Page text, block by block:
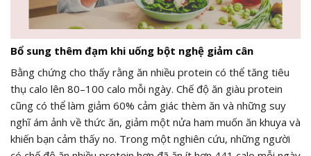
Bổ sung thêm đạm khi uống bột nghệ giảm cân
Bằng chứng cho thấy rằng ăn nhiều protein có thể tăng tiêu
thụ calo lên 80–100 calo mỗi ngày. Chế độ ăn giàu protein
cũng có thể làm giảm 60% cảm giác thèm ăn và những suy
nghĩ ám ảnh về thức ăn, giảm một nửa ham muốn ăn khuya và
khiến bạn cảm thấy no. Trong một nghiên cứu, những người